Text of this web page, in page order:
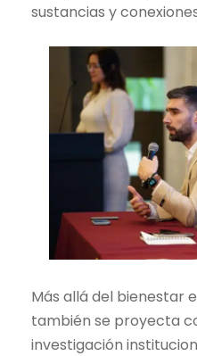
sustancias y
Más allá del bienestar
también se proyecta
investigación